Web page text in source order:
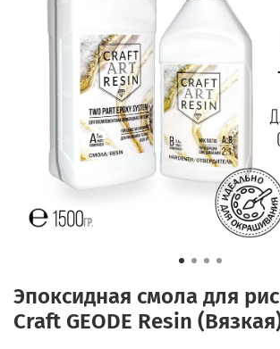
Эпоксидная смола для
Craft GEODE Resin